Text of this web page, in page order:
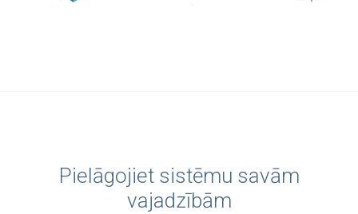
Pielāgojiet sistēmu savām
vajadzībām